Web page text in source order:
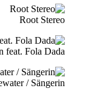
Root Stereo
feat. Fola Dada
/ Sängerin